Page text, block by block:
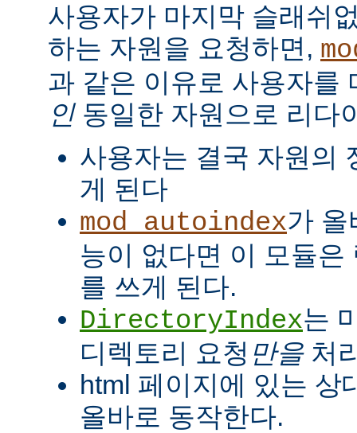
사용자가 마지막 슬래쉬
하는 자원을 요청하면,
과 같은 이유로 사용자를
인동일한 자원으로 리다
사용자는 결국 자원의
게 된다
mod_autoindex가 올
능이 없다면 이 모듈은
를 쓰게 된다.
DirectoryIndex는
디렉토리 요청 만을처
html 페이지에 있는 상
올바로 동작한다.